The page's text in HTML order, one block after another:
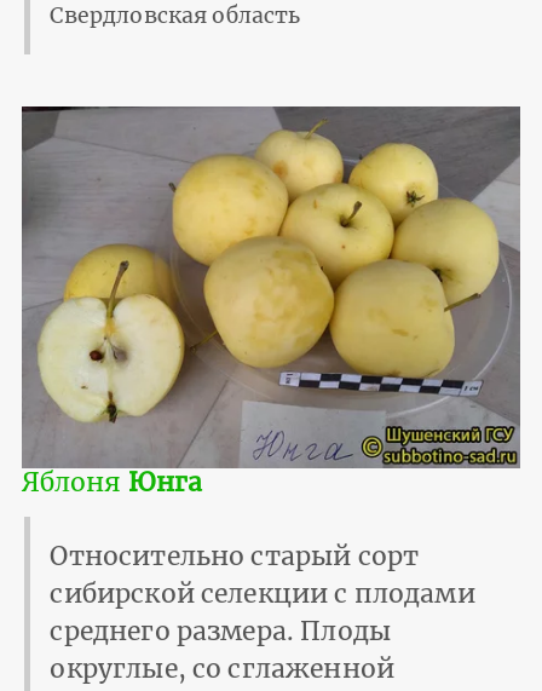
Свердловская область
Яблоня Юнга
Относительно старый сорт
сибирской селекции с плодами
среднего размера. Плоды
округлые, со сглаженной